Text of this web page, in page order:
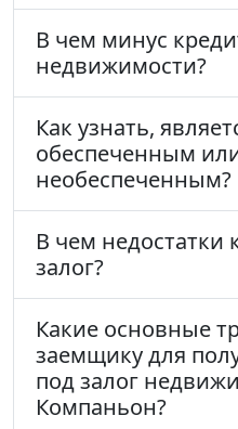
В чем минус
недвижимости?
Как узнать,
обеспеченным
необеспеченным?
В чем недостатки
залог?
Какие основные
заемщику для
под залог
Компаньон?